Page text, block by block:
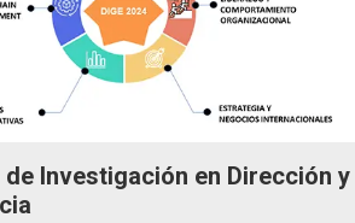
de Investigación en Dirección y